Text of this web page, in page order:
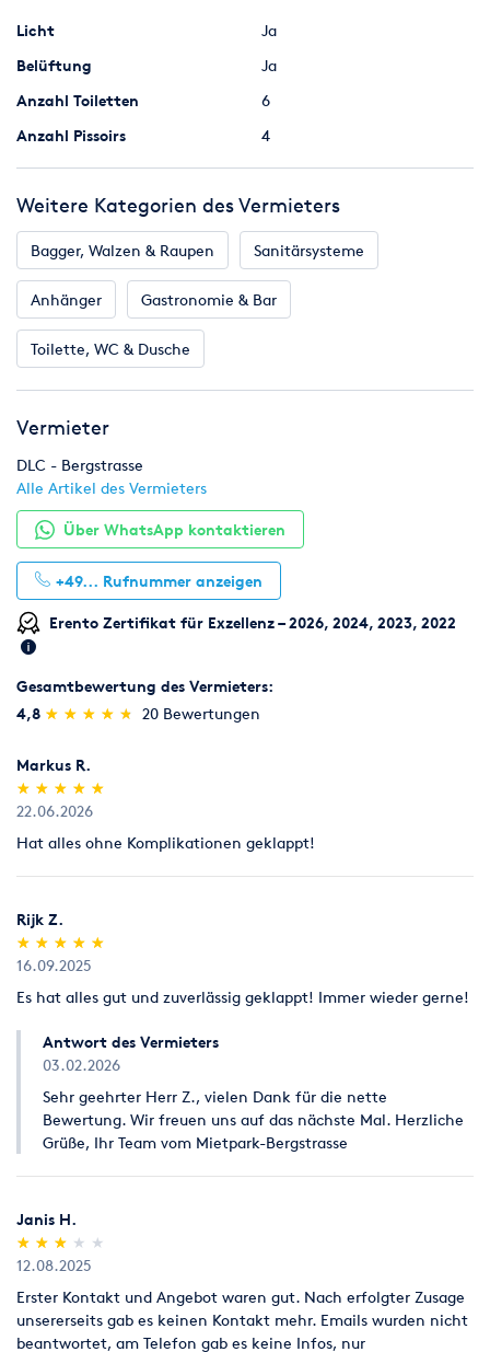
4 x Urinale
Incl. Beleuchtung, Heizung, Kalt- und Warmwasser
Im Preis inbegriffen ist eine Erstausstattung von
Verbrauchsmaterialien wie...
... Seife
... Papierhandtücher
... Toilettenpapier
Beim Aufbau sind folgende Leistungen enthalten:
Elektro - Zuleitung (20 Meter)
Frischwasser - Zuleitung (25 Meter)
Abwasser - Leitung (7 Meter)
Licht
Ja
Belüftung
Ja
Anzahl Toiletten
6
Anzahl Pissoirs
4
Weitere Kategorien des Vermieters
Bagger, Walzen & Raupen Sanitärsysteme
Anhänger Gastronomie & Bar
Toilette, WC & Dusche
Vermieter
DLC - Bergstrasse
Alle Artikel des Vermieters
Über WhatsApp kontaktieren
+49... Rufnummer anzeigen
Erento Zertifikat für Exzellenz – 2026, 2024, 2023, 2022
Gesamtbewertung des Vermieters:
4,8 (*)
★
★
(*) ★
★
(*) ★
★
(*) ★
★
(*) ★
★ 20 Bewertungen
Markus R.
(*)
★
★
(*) ★
★
(*) ★
★
(*) ★
★
(*) ★
★
22.06.2026
Hat alles ohne Komplikationen geklappt!
Rijk Z.
(*)
★
★
(*) ★
★
(*) ★
★
(*) ★
★
(*) ★
★
16.09.2025
Es hat alles gut und zuverlässig geklappt! Immer wieder gerne!
Antwort des Vermieters
03.02.2026
Sehr geehrter Herr Z., vielen Dank für die nette
Bewertung. Wir freuen uns auf das nächste Mal. Herzliche
Grüße, Ihr Team vom Mietpark-Bergstrasse
Janis H.
(*)
★
★
(*) ★
★
(*) ★
★
( ) ★
★
( ) ★
★
12.08.2025
Erster Kontakt und Angebot waren gut. Nach erfolgter Zusage
unsererseits gab es keinen Kontakt mehr. Emails wurden nicht
beantwortet, am Telefon gab es keine Infos, nur